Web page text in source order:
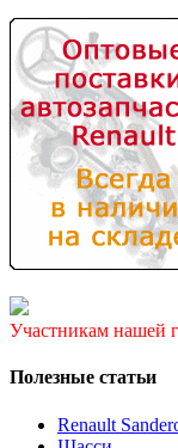
Участникам нашей
Полезные статьи
Renault